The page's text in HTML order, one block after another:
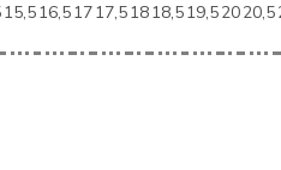
15,516,51717,51818,519,52020,5